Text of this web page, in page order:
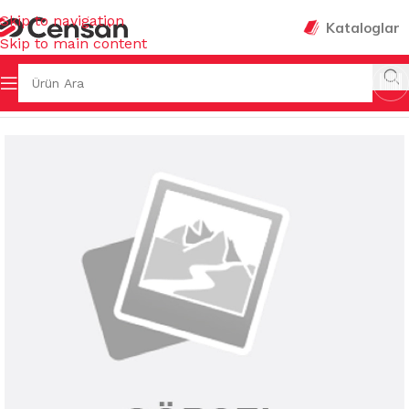
Skip to navigation
Skip to main content
Kataloglar
KİMYASALLARI ARAP SABUNU&AHŞAP TEMİZLEYİCİLER